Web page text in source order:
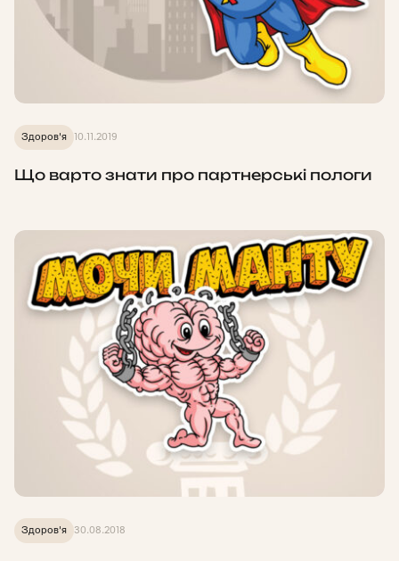
Здоров'я 10.11.2019
Що варто знати про партнерські пологи
Здоров'я 30.08.2018